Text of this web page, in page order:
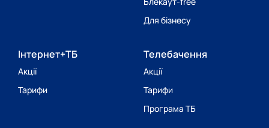
Для бізнесу
Інтернет+ТБ
Акції
Тарифи
Телебачення
Акції
Тарифи
Програма ТБ